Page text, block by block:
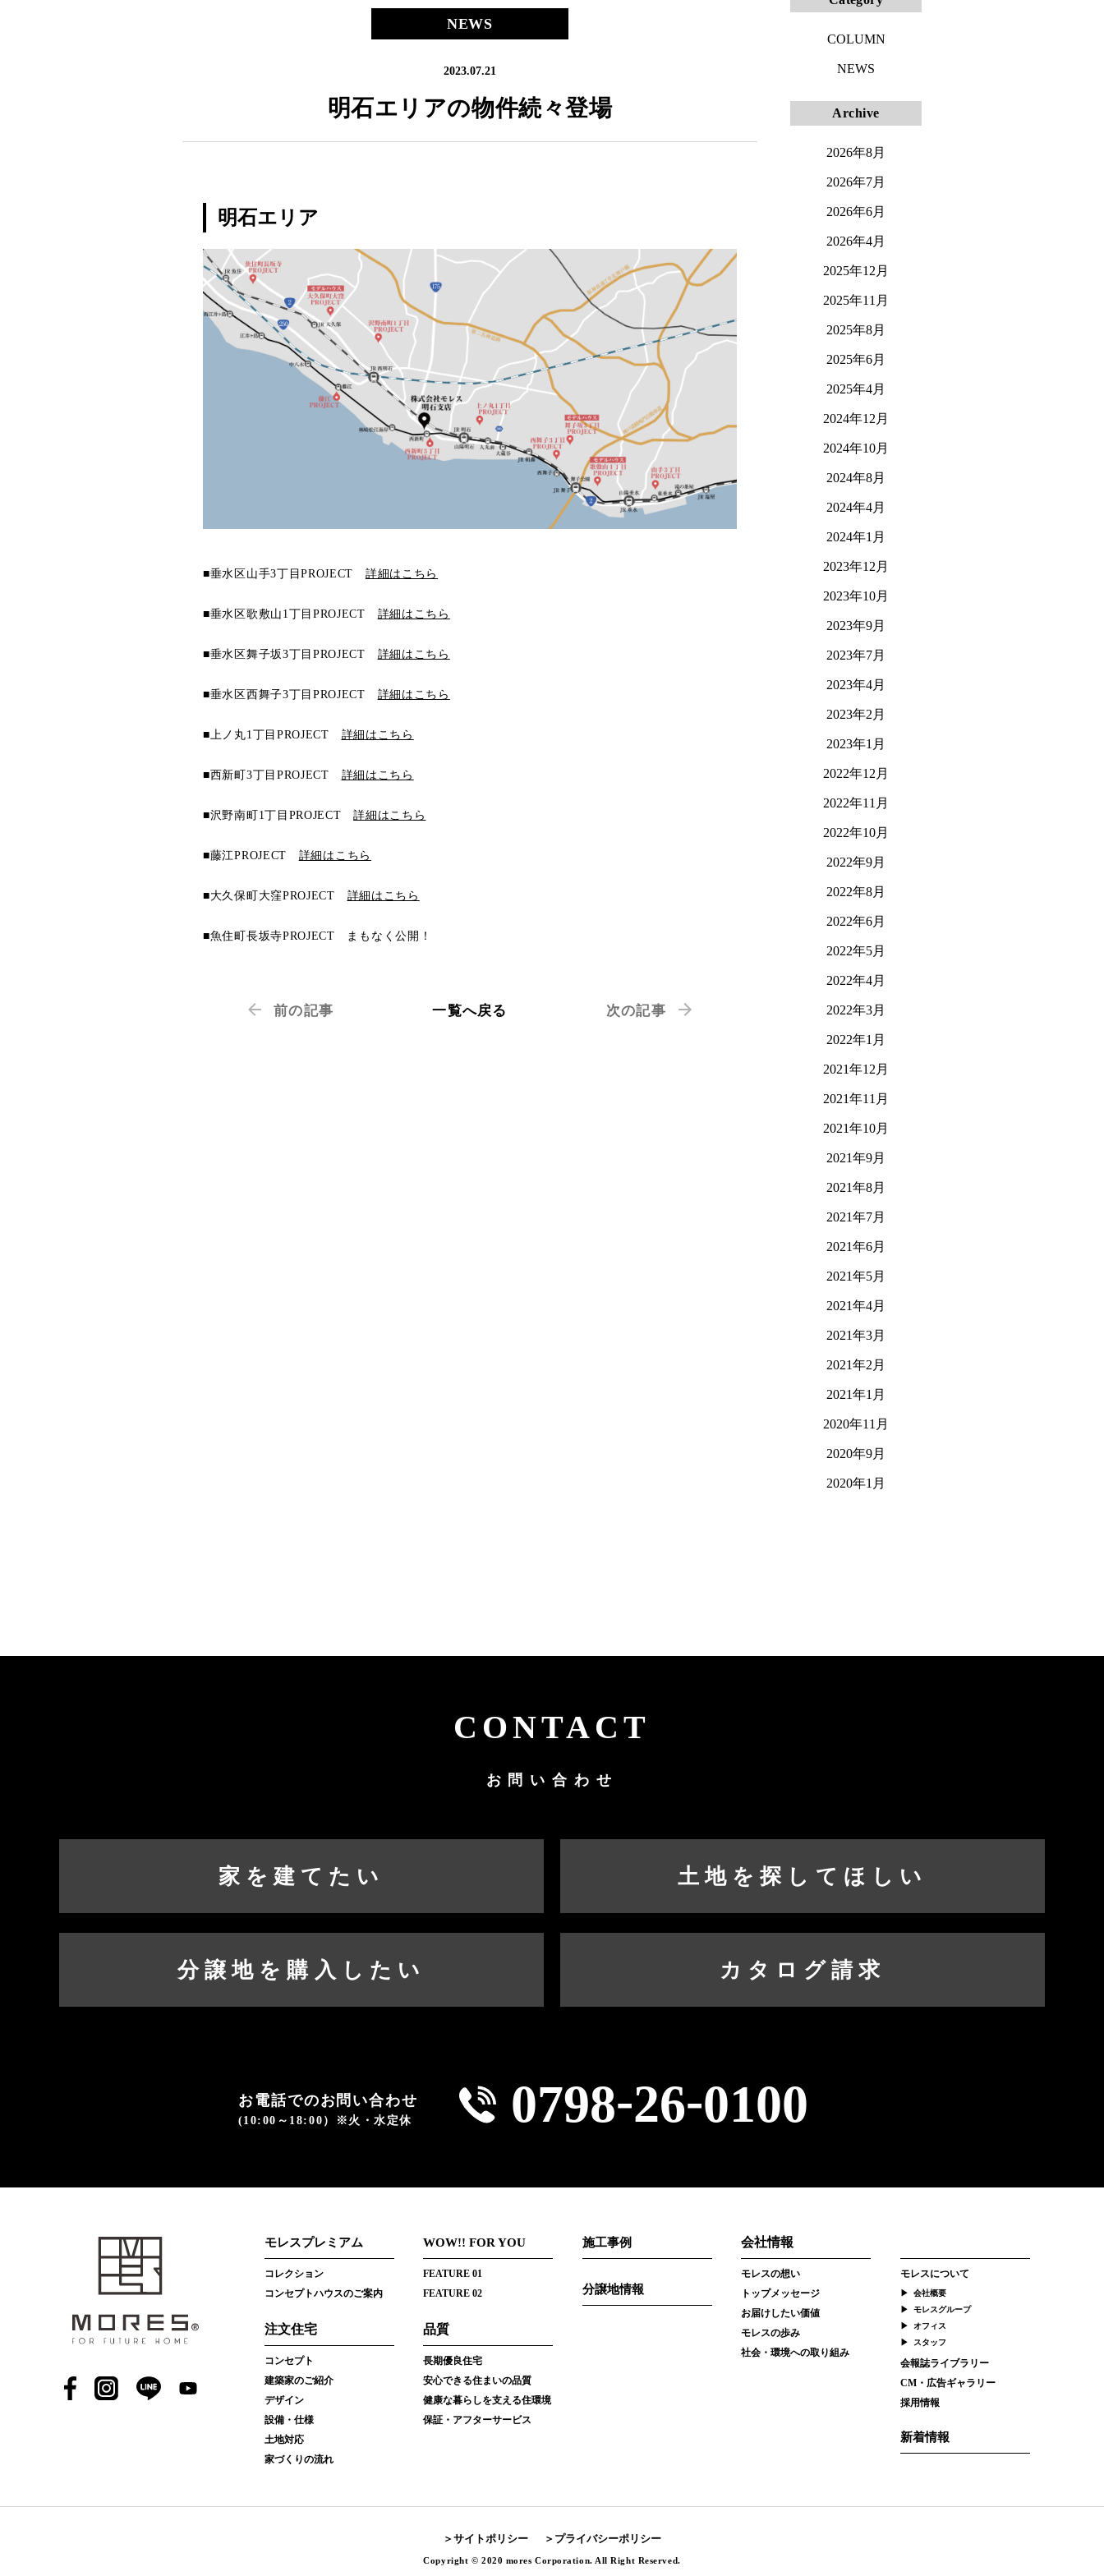
NEWS
2023.07.21
明石エリアの物件続々登場
明石エリア
■垂水区山手3丁目PROJECT 詳細はこちら
■垂水区歌敷山1丁目PROJECT 詳細はこちら
■垂水区舞子坂3丁目PROJECT 詳細はこちら
■垂水区西舞子3丁目PROJECT 詳細はこちら
■上ノ丸1丁目PROJECT 詳細はこちら
■西新町3丁目PROJECT 詳細はこちら
■沢野南町1丁目PROJECT詳細はこちら
■藤江PROJECT 詳細はこちら
■大久保町大窪PROJECT 詳細はこちら
■魚住町長坂寺PROJECT まもなく公開！
前の記事 一覧へ戻る 次の記事
COLUMN
NEWS
Archive
2026年8月
2026年7月
2026年6月
2026年4月
2025年12月
2025年11月
2025年8月
2025年6月
2025年4月
2024年12月
2024年10月
2024年8月
2024年4月
2024年1月
2023年12月
2023年10月
2023年9月
2023年7月
2023年4月
2023年2月
2023年1月
2022年12月
2022年11月
2022年10月
2022年9月
2022年8月
2022年6月
2022年5月
2022年4月
2022年3月
2022年1月
2021年12月
2021年11月
2021年10月
2021年9月
2021年8月
2021年7月
2021年6月
2021年5月
2021年4月
2021年3月
2021年2月
2021年1月
2020年11月
2020年9月
2020年1月
CONTACT
お問い合わせ
家を建てたい 土地を探してほしい
分譲地を購入したい カタログ請求
お電話でのお問い合わせ
(10:00～18:00）※火・水定休 0798-26-0100
モレスプレミアム
コレクション
コンセプトハウスのご案内
注文住宅
コンセプト
建築家のご紹介
デザイン
設備・仕様
土地対応
家づくりの流れ
WOW!! FOR YOU
FEATURE 01
FEATURE 02
品質
長期優良住宅
安心できる住まいの品質
健康な暮らしを支える住環境
保証・アフターサービス
施工事例
分譲地情報
会社情報
モレスの想い
トップメッセージ
お届けしたい価値
モレスの歩み
社会・環境への取り組み
モレスについて
会社概要
モレスグループ
オフィス
スタッフ
会報誌ライブラリー
CM・広告ギャラリー
採用情報
新着情報
FacebookInstagram
LINE YouTube
サイトポリシー プライバシーポリシー
Copyright © 2020 mores Corporation. All Right Reserved.